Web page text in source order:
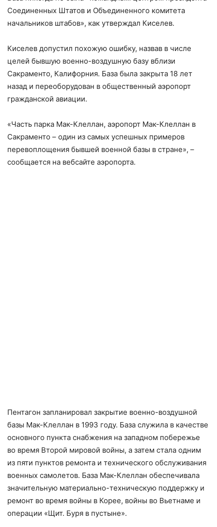
Соединенных Штатов и Объединенного комитета
начальников штабов», как утверждал Киселев.
Киселев допустил похожую ошибку, назвав в числе
целей бывшую военно-воздушную базу вблизи
Сакраменто, Калифорния. База была закрыта 18 лет
назад и переоборудован в общественный аэропорт
гражданской авиации.
«Часть парка Мак-Клеллан, аэропорт Мак-Клеллан в
Сакраменто – один из самых успешных примеров
перевоплощения бывшей военной базы в стране», –
сообщается на вебсайте аэропорта.
Пентагон запланировал закрытие военно-воздушной
базы Мак-Клеллан в 1993 году. База служила в качестве
основного пункта снабжения на западном побережье
во время Второй мировой войны, а затем стала одним
из пяти пунктов ремонта и технического обслуживания
военных самолетов. База Мак-Клеллан обеспечивала
значительную материально-техническую поддержку и
ремонт во время войны в Корее, войны во Вьетнаме и
операции «Щит. Буря в пустыне».